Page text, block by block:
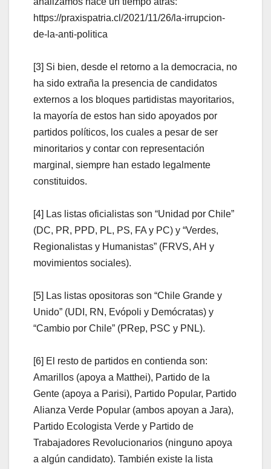
https://praxispatria.cl/2021/11/26/la-irrupcion-
de-la-anti-politica
[3] Si bien, desde el retorno a la democracia, no
ha sido extraña la presencia de candidatos
externos a los bloques partidistas mayoritarios,
la mayoría de estos han sido apoyados por
partidos políticos, los cuales a pesar de ser
minoritarios y contar con representación
marginal, siempre han estado legalmente
constituidos.
[4] Las listas oficialistas son “Unidad por Chile”
(DC, PR, PPD, PL, PS, FA y PC) y “Verdes,
Regionalistas y Humanistas” (FRVS, AH y
movimientos sociales).
[5] Las listas opositoras son “Chile Grande y
Unido” (UDI, RN, Evópoli y Demócratas) y
“Cambio por Chile” (PRep, PSC y PNL).
[6] El resto de partidos en contienda son:
Amarillos (apoya a Matthei), Partido de la
Gente (apoya a Parisi), Partido Popular, Partido
Alianza Verde Popular (ambos apoyan a Jara),
Partido Ecologista Verde y Partido de
Trabajadores Revolucionarios (ninguno apoya
a algún candidato). También existe la lista